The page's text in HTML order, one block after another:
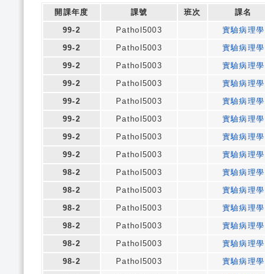
開課年度 課號 班次
課名
99-2
Pathol5003
實驗病理學
99-2
Pathol5003
實驗病理學
99-2
Pathol5003
實驗病理學
99-2
Pathol5003
實驗病理學
99-2
Pathol5003
實驗病理學
99-2
Pathol5003
實驗病理學
99-2
Pathol5003
實驗病理學
99-2
Pathol5003
實驗病理學
98-2
Pathol5003
實驗病理學
98-2
Pathol5003
實驗病理學
98-2
Pathol5003
實驗病理學
98-2
Pathol5003
實驗病理學
98-2
Pathol5003
實驗病理學
98-2
Pathol5003
實驗病理學